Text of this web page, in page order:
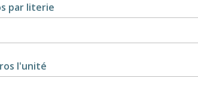
par literie
l'unité